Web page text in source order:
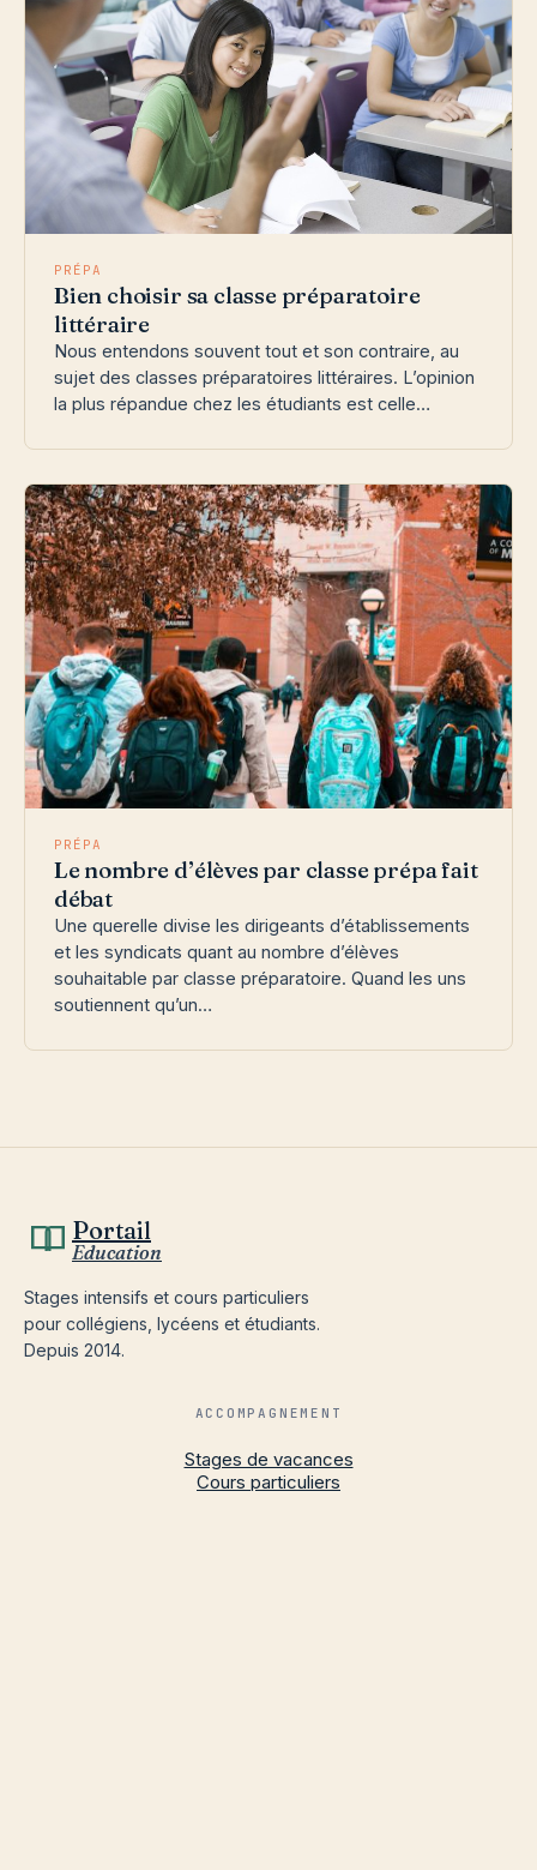
PRÉPA
Bien choisir sa classe préparatoire
littéraire
Nous entendons souvent tout et son contraire, au
sujet des classes préparatoires littéraires. L’opinion
la plus répandue chez les étudiants est celle…
PRÉPA
Le nombre d’élèves par classe prépa fait
débat
Une querelle divise les dirigeants d’établissements
et les syndicats quant au nombre d’élèves
souhaitable par classe préparatoire. Quand les uns
soutiennent qu’un…
Portail
Education
Stages intensifs et cours particuliers
pour collégiens, lycéens et étudiants.
Depuis 2014.
ACCOMPAGNEMENT
Stages de vacances
Cours particuliers